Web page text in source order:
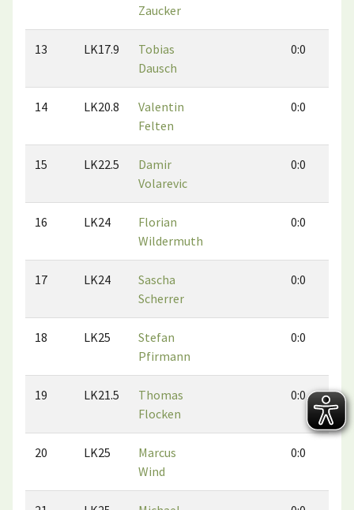
Zaucker
13 LK17.9
Tobias
Dausch
0:0
14 LK20.8
Valentin
Felten
0:0
15 LK22.5
Damir
Volarevic
0:0
16 LK24
Florian
Wildermuth
0:0
17 LK24
Sascha
Scherrer
0:0
18 LK25
Stefan
Pfirmann
0:0
19 LK21.5
Thomas
Flocken
0:0
20 LK25
Marcus
Wind
0:0